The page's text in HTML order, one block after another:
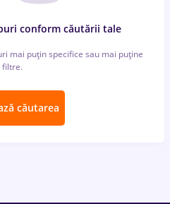
conform căutării tale
mai puțin specifice sau mai puține
filtre.
căutarea